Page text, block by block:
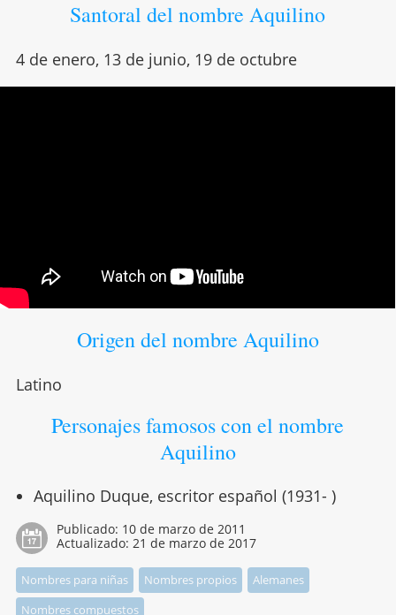
Santoral del nombre Aquilino
4 de enero, 13 de junio, 19 de octubre
Origen del nombre Aquilino
Latino
Personajes famosos con el nombre
Aquilino
Aquilino Duque, escritor español (1931- )
Publicado: 10 de marzo de 2011
Actualizado: 21 de marzo de 2017
Nombres para niñas Nombres propios
Alemanes
Nombres compuestos